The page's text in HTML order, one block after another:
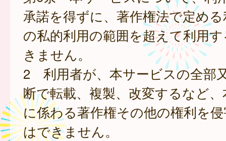
承諾を得ずに、著作権法で定め
の私的利用の範囲を超えて利用
きません。
2 利用者が、本サービスの全部
断で転載、複製、改変するなど
に係わる著作権その他の権利を
はできません。